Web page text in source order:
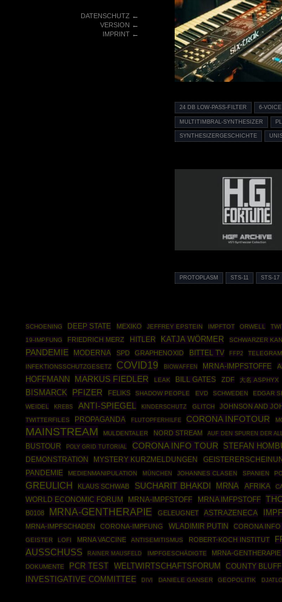
DATENSCHUTZ←
VERSION ←
IMPRINT←
24 DB LOW-PASS-FILTER 6-
MULTITIMBRAL-SYNTHESIZER
SYNTHESIZERGESCHICHTE
PROTOPLASM STS-11 STS-17
SCHOENING
DEEP STATE MEXIKO JEFFREY EPSTEIN IMPFTOT ORWELL
19-IMPFUNG
FRIEDRICH MERZ HITLER KATJA WÖRMER SCHWARZER
PANDEMIE MODERNA SPD GRAPHENOXID BITTEL TV FFP2 TELEGRAM
INFEKTIONSSCHUTZGESETZ COVID19 BIOWAFFEN MRNA-IMPFSTOFFE
HOFFMANN
MARKUS FIEDLER LEAK BILL GATES ZDF 大名 ASPHYX
BISMARCK
PFIZER FELIKS SHADOW PEOPLE EVD SCHWEDEN EDGAR
WEIDEL
KREBS ANTI-SPIEGEL KINDERSCHUTZ GLITCH JOHNSON AND
TWITTERFILES
PROPAGANDA FLUTOPFERHILFE CORONA INFOTOUR
MAINSTREAM
MULDENTALER NORD STREAM AUF DEN SPUREN DER
BUSTOUR POLY GRID TUTORIAL CORONA INFO TOUR STEFAN
DEMONSTRATION MYSTERY KURZMELDUNGEN
PANDEMIE
MEDIENMANIPULATION MÜNCHEN JOHANNES CLASEN SPANIEN
GREULICH
KLAUS SCHWAB SUCHARIT BHAKDI MRNA AFRIKA
WORLD ECONOMIC FORUM MRNA-IMPFSTOFF MRNA IMFPSTOFF
B0108 MRNA-GENTHERAPIE GELEUGNET ASTRAZENECA
MRNA-IMPFSCHADEN CORONA-IMPFUNG WLADIMIR PUTIN CORONA INFO
GEISTER
LOFI MRNA VACCINE ANTISEMITISMUS ROBERT-KOCH INSTITUT
AUSSCHUSS
RAINER MAUSFELD IMPFGESCHÄDIGTE MRNA-
DOKUMENTE
PCR TEST WELTWIRTSCHAFTSFORUM COUNTY BLUFF
INVESTIGATIVE COMMITTEE
DIVI DANIELE GANSER GEOPOLITIK